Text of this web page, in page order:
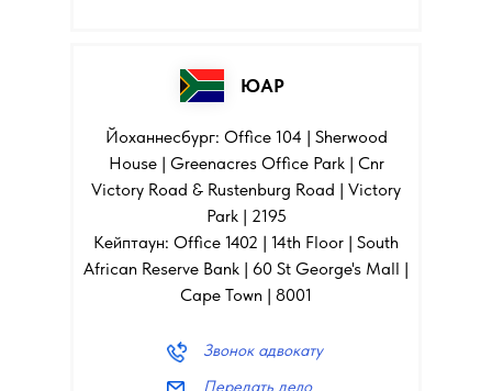
Йоханнесбург: Office 104 | Sherwood
House | Greenacres Office Park | Cnr
Victory Road & Rustenburg Road | Victory
Park | 2195
Кейптаун: Office 1402 | 14th Floor | South
African Reserve Bank | 60 St George's Mall |
Cape Town | 8001
ЮАР
Звонок адвокату
Передать дело